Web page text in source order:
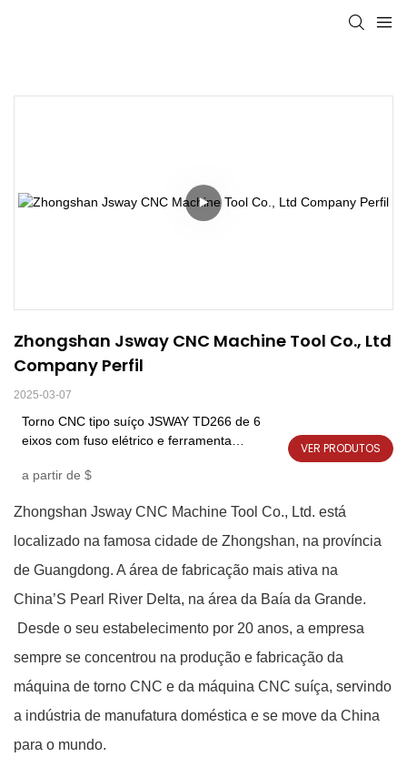
Zhongshan Jsway CNC Machine Tool Co., Ltd
Company Perfil
2025-03-07
Torno CNC tipo suíço JSWAY TD266 de 6
eixos com fuso elétrico e ferramenta
a partir de $
VER PRODUTOS
Zhongshan Jsway CNC Machine Tool Co., Ltd. está
localizado na famosa cidade de Zhongshan, na província
de Guangdong. A área de fabricação mais ativa na
China’S Pearl River Delta, na área da Baía da Grande.
Desde o seu estabelecimento por 20 anos, a empresa
sempre se concentrou na produção e fabricação da
máquina de torno CNC e da máquina CNC suíça, servindo
a indústria de manufatura doméstica e se move da China
para o mundo.